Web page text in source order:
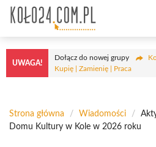
Przejdź
treści
UWAGA!
Dołącz do nowej grupy
Kupię | Zamienię | Praca
Strona główna / Wiadomości /
Domu Kultury w Kole w 2026 roku